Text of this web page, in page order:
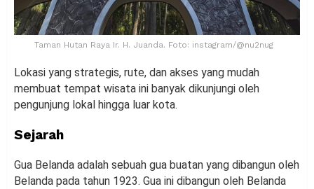
Taman Hutan Raya Ir. H. Juanda. Foto: instagram/@nu2nug
Lokasi yang strategis, rute, dan akses yang mudah
membuat tempat wisata ini banyak dikunjungi oleh
pengunjung lokal hingga luar kota.
Sejarah
Gua Belanda adalah sebuah gua buatan yang dibangun oleh
Belanda pada tahun 1923. Gua ini dibangun oleh Belanda